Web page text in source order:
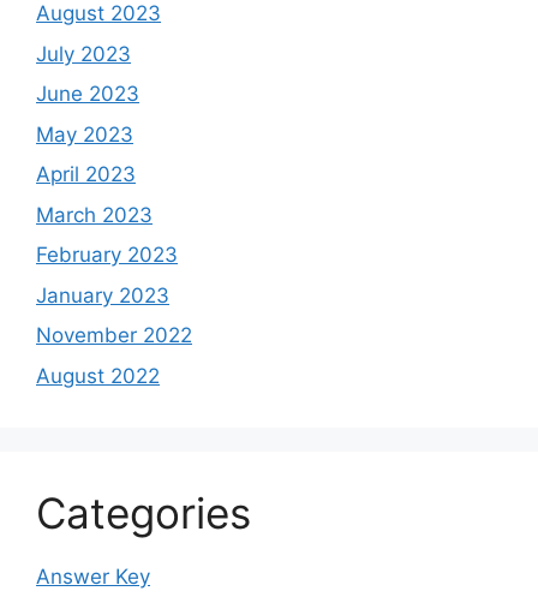
August 2023
July 2023
June 2023
May 2023
April 2023
March 2023
February 2023
January 2023
November 2022
August 2022
Categories
Answer Key